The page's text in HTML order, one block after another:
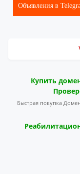
Объявления в
Купить
Быстрая покупка